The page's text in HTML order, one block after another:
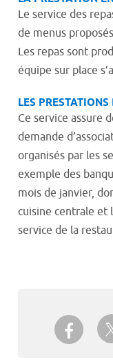
Le service des
de menus
Les repas sont
équipe sur place
LES
Ce service assure
demande
organisés par les
exemple des
mois de janvier,
cuisine centrale et
service de la